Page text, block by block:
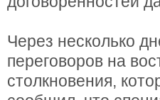
Через несколько
переговоров на
столкновения,